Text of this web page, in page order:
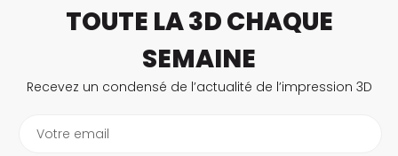
TOUTE LA 3D CHAQUE
SEMAINE
Recevez un condensé de l’actualité de l’impression 3D
Votre email